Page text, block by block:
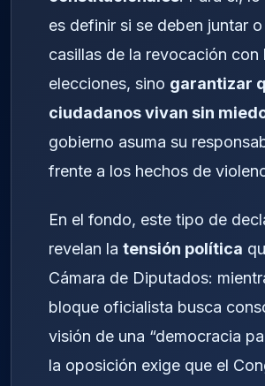
es definir si se deben juntar
casillas de la revocación con
elecciones, sino garantizar
ciudadanos vivan sin
gobierno asuma su
frente a los hechos de
En el fondo, este tipo de
revelan la tensión política
Cámara de Diputados:
bloque oficialista busca
visión de una “democracia
la oposición exige que el